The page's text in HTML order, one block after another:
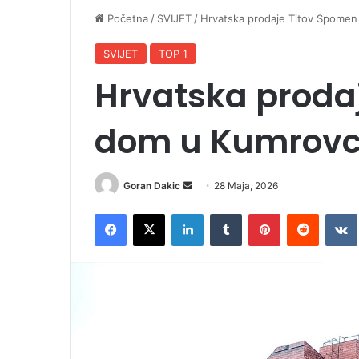
Početna / SVIJET / Hrvatska prodaje Titov
SVIJET TOP 1
Hrvatska
dom u
Goran Dakic 28 Maja, 2026